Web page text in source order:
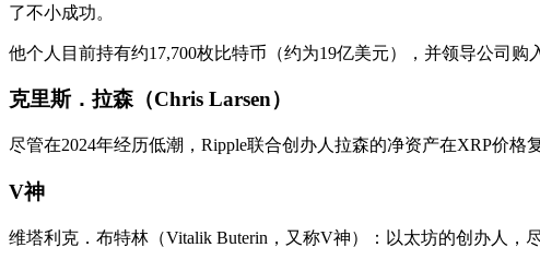
了不小成功。
他个人目前持有约17,700枚比特币（约为19亿美元），并领导公司
克里斯．拉森（Chris Larsen）
尽管在2024年经历低潮，Ripple联合创办人拉森的净资产在XRP价格
V神
维塔利克．布特林（Vitalik Buterin，又称V神）：以太坊的创办人，